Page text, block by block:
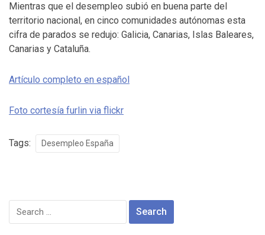
Mientras que el desempleo subió en buena parte del
territorio nacional, en cinco comunidades autónomas esta
cifra de parados se redujo: Galicia, Canarias, Islas Baleares,
Canarias y Cataluña.
Artículo completo en español
Foto cortesía furlin via flickr
Tags: Desempleo España
Search
for: